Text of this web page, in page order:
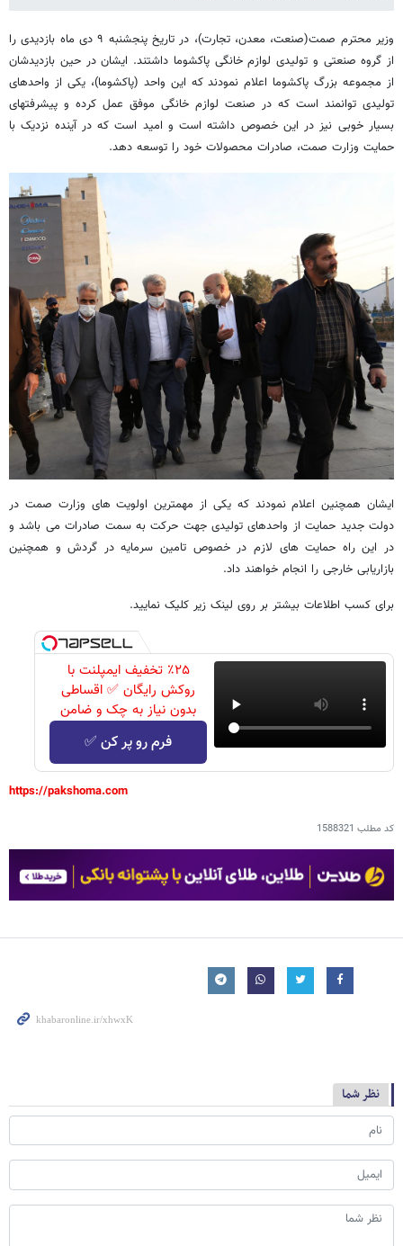
وزیر محترم صمت(صنعت، معدن، تجارت)، در تاریخ پنجشنبه ۹ دی ماه بازدیدی را
از گروه صنعتی و تولیدی لوازم خانگی پاکشوما داشتند. ایشان در حین بازدیدشان
از مجموعه بزرگ پاکشوما اعلام نمودند که این واحد (پاکشوما)، یکی از واحدهای
تولیدی توانمند است که در صنعت لوازم خانگی موفق عمل کرده و پیشرفت­های
بسیار خوبی نیز در این خصوص داشته ­است و امید است که در آینده نزدیک با
حمایت وزارت صمت، صادرات محصولات خود را توسعه دهد.
ایشان همچنین اعلام نمودند که یکی از مهمترین اولویت های وزارت صمت در
دولت جدید حمایت از واحدهای تولیدی جهت حرکت به سمت صادرات می باشد و
در این راه حمایت های لازم در خصوص تامین سرمایه در گردش و همچنین
بازاریابی خارجی را انجام خواهند داد.
برای کسب اطلاعات بیشتر بر روی لینک زیر کلیک نمایید.
٪۲۵ تخفیف ایمپلنت با
روکش رایگان ✅ اقساطی
بدون نیاز به چک و ضامن
فرم رو پر کن ✅
https://pakshoma.com
کد مطلب 1588321
نظر شما